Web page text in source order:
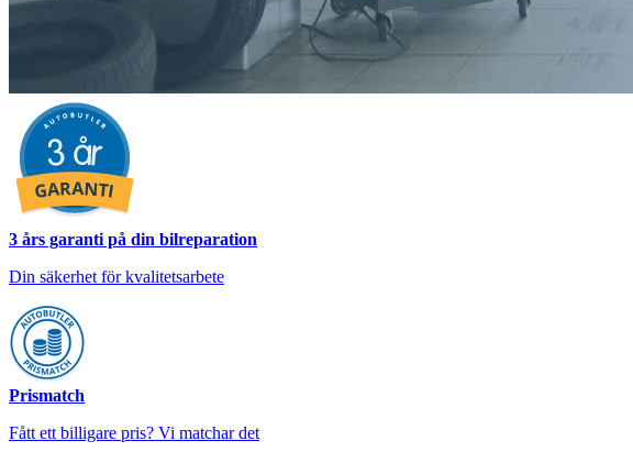
3 års garanti på din bilreparation
Din säkerhet för kvalitetsarbete
Prismatch
Fått ett billigare pris? Vi matchar det